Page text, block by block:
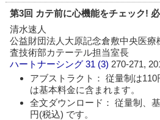
第3回 カテ前に心機能をチェック!
清水速人
公益財団法人大原記念倉敷中央医
査技術部カテーテル担当室長
ハートナーシング 31 (3) 270-271,
アブストラクト： 従量制は
は基本料金に含まれます。
全文ダウンロード： 従量制、
円(税込) です。